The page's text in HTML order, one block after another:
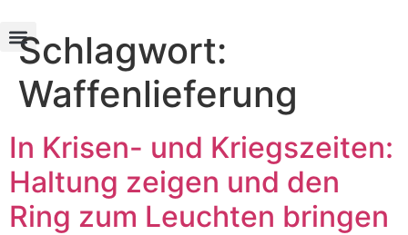
Schlagwort:
Waffenlieferung
In Krisen- und Kriegszeiten:
Haltung zeigen und den
Ring zum Leuchten bringen